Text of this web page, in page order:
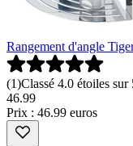
Rangement d'angle
(1)Classé 4.0 étoiles
46.99
Prix : 46.99 euros